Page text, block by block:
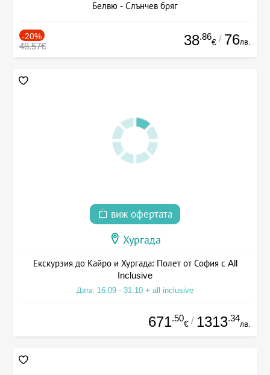
Белвю - Слънчев бряг
-20%
48.57€ 38.86
€ / 76лв.
виж офертата
Хургада
Екскурзия до Кайро и Хургада: Полет от София с All
Inclusive
Дата: 16.09 - 31.10 + all inclusive
671.50
€ / 1313.34
лв.